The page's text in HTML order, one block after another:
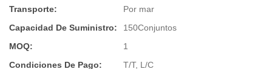
Transporte:
Por mar
Capacidad De Suministro:
150Conjuntos
MOQ:
1
Condiciones De Pago:
T/T, L/C